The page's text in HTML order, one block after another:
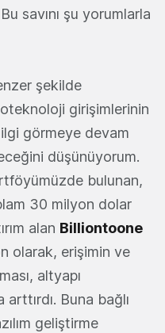
savını şu yorumlarla
şekilde
girişimlerinin
görmeye devam
düşünüyorum.
bulunan,
30 milyon dolar
alan Billiontoone
olarak, erişimin ve
altyapı
arttırdı. Buna bağlı
geliştirme